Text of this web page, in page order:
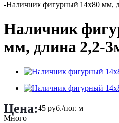
-Наличник фигурный 14х80 мм,
Наличник
мм, длина 2,2-
Цена:45 руб./пог. м
Много